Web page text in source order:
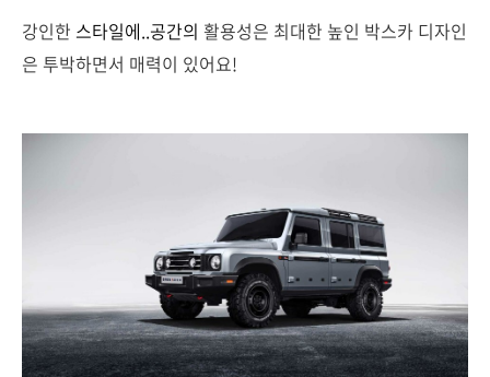
강인한 스타일에..공간의 활용성은 최대한 높인 박스카 디자인
은 투박하면서 매력이 있어요!